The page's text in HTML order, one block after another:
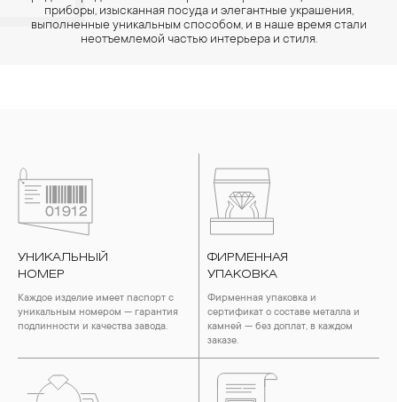
приборы, изысканная посуда и элегантные украшения,
выполненные уникальным способом, и в наше время стали
неотъемлемой частью интерьера и стиля.
УНИКАЛЬНЫЙ
НОМЕР
Каждое изделие имеет паспорт с
уникальным номером — гарантия
подлинности и качества завода.
ФИРМЕННАЯ
УПАКОВКА
Фирменная упаковка и
сертификат о составе металла и
камней — без доплат, в каждом
заказе.